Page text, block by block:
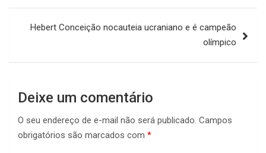
Hebert Conceição nocauteia ucraniano e é campeão
olímpico
Deixe um comentário
O seu endereço de e-mail não será publicado. Campos
obrigatórios são marcados com *